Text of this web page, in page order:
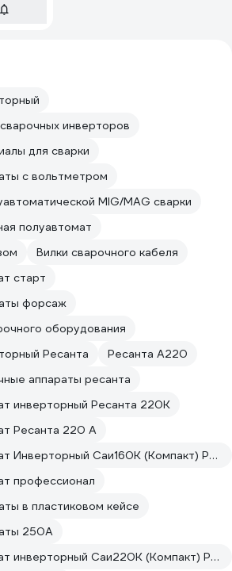
инверторов
для сварки
с вольтметром
MIG/MAG сварки
полуавтомат
Вилки сварочного кабеля
старт
форсаж
оборудования
Ресанта
Ресанта А220
аппараты ресанта
инверторный Ресанта 220К
Ресанта 220 А
Сварочный аппарат Инверторный Саи160К (Компакт) Ресанта
профессионал
в пластиковом кейсе
250А
Сварочный аппарат инверторный Саи220К (Компакт) Ресанта